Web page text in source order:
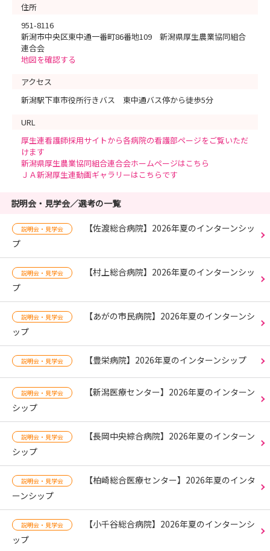
住所
951-8116
新潟市中央区東中通一番町86番地109 新潟県厚生農業協同組合
連合会
地図を確認する
アクセス
新潟駅下車市役所行きバス 東中通バス停から徒歩5分
URL
厚生連看護師採用サイトから各病院の看護部ページをご覧いただ
けます
新潟県厚生農業協同組合連合会ホームページはこちら
ＪＡ新潟厚生連動画ギャラリーはこちらです
説明会・見学会／選考の一覧
説明会・見学会
【佐渡総合病院】2026年夏のインターンシッ
プ
説明会・見学会
【村上総合病院】2026年夏のインターンシッ
プ
説明会・見学会
【あがの市民病院】2026年夏のインターンシ
ップ
説明会・見学会 【豊栄病院】2026年夏のインターンシップ
説明会・見学会
【新潟医療センター】2026年夏のインターン
シップ
説明会・見学会
【長岡中央綜合病院】2026年夏のインターン
シップ
説明会・見学会
【柏崎総合医療センター】2026年夏のインタ
ーンシップ
説明会・見学会
【小千谷総合病院】2026年夏のインターンシ
ップ